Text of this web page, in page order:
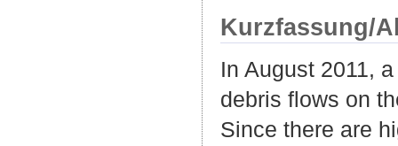
Kurzfassung/
In August 2011,
debris flows on
Since there are